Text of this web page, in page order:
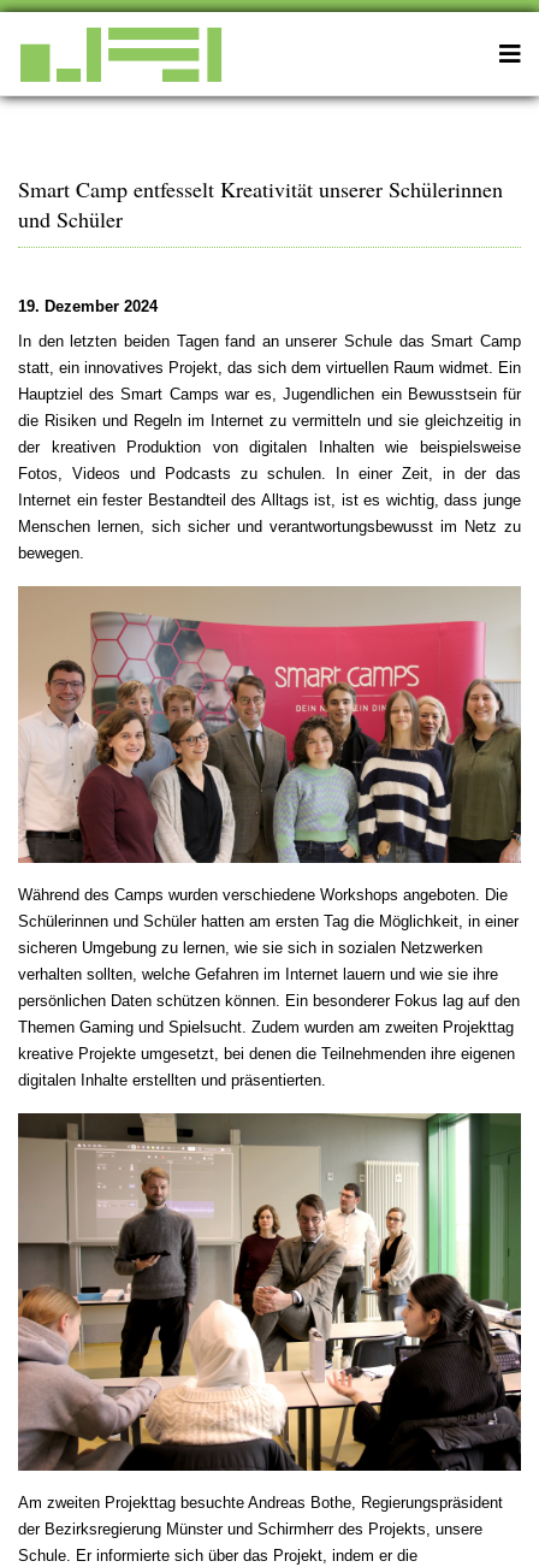
Smart Camp entfesselt Kreativität unserer Schülerinnen
und Schüler
19. Dezember 2024
In den letzten beiden Tagen fand an unserer Schule das Smart Camp
statt, ein innovatives Projekt, das sich dem virtuellen Raum widmet. Ein
Hauptziel des Smart Camps war es, Jugendlichen ein Bewusstsein für
die Risiken und Regeln im Internet zu vermitteln und sie gleichzeitig in
der kreativen Produktion von digitalen Inhalten wie beispielsweise
Fotos, Videos und Podcasts zu schulen. In einer Zeit, in der das
Internet ein fester Bestandteil des Alltags ist, ist es wichtig, dass junge
Menschen lernen, sich sicher und verantwortungsbewusst im Netz zu
bewegen.
Während des Camps wurden verschiedene Workshops angeboten. Die
Schülerinnen und Schüler hatten am ersten Tag die Möglichkeit, in einer
sicheren Umgebung zu lernen, wie sie sich in sozialen Netzwerken
verhalten sollten, welche Gefahren im Internet lauern und wie sie ihre
persönlichen Daten schützen können. Ein besonderer Fokus lag auf den
Themen Gaming und Spielsucht. Zudem wurden am zweiten Projekttag
kreative Projekte umgesetzt, bei denen die Teilnehmenden ihre eigenen
digitalen Inhalte erstellten und präsentierten.
Am zweiten Projekttag besuchte Andreas Bothe, Regierungspräsident
der Bezirksregierung Münster und Schirmherr des Projekts, unsere
Schule. Er informierte sich über das Projekt, indem er die